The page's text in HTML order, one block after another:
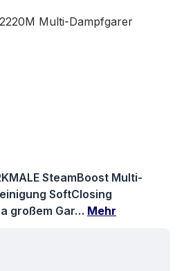
SteamBoost Multi-
SoftClosing
großem Gar… Mehr